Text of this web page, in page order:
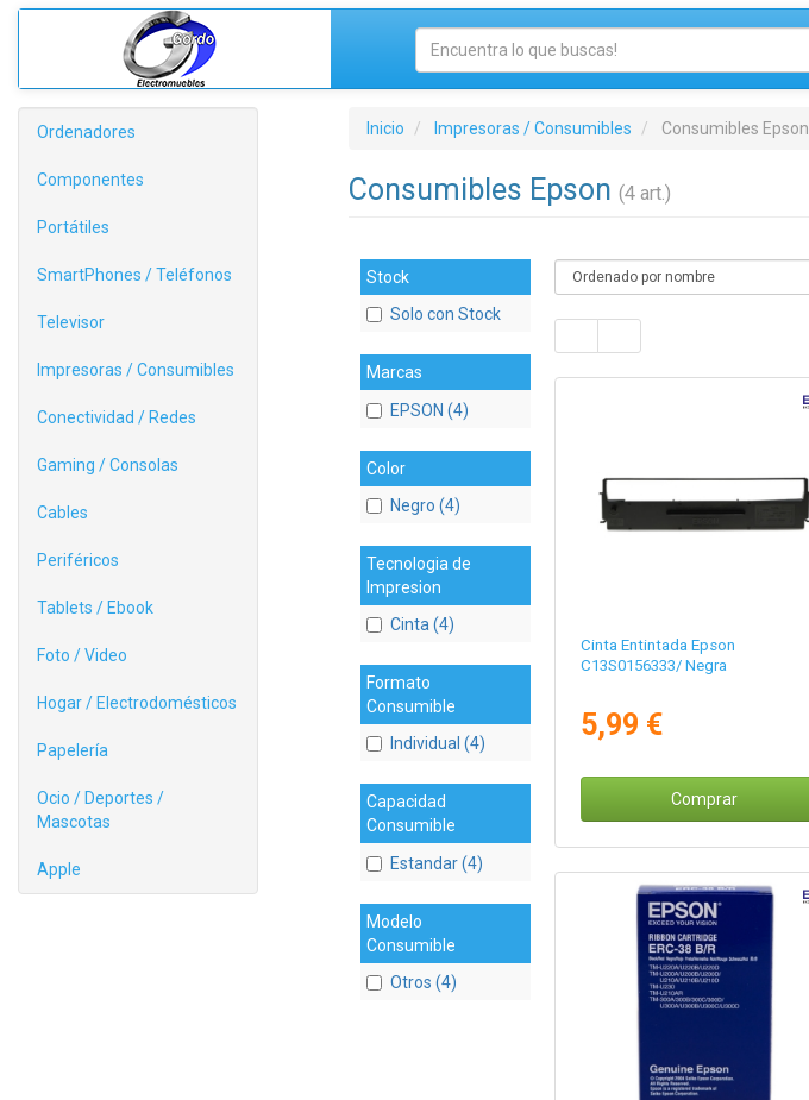
Ordenadores
Componentes
Portátiles
SmartPhones / Teléfonos
Televisor
Impresoras / Consumibles
Conectividad / Redes
Gaming / Consolas
Cables
Periféricos
Tablets / Ebook
Foto / Video
Hogar / Electrodomésticos
Papelería
Ocio / Deportes /
Mascotas
Apple
Inicio Impresoras / Consumibles Consumibles Epson
Consumibles Epson (4 art.)
Stock
Solo con Stock
Marcas
EPSON (4)
Color
Negro (4)
Tecnologia de
Impresion
Cinta (4)
Formato
Consumible
Individual (4)
Capacidad
Consumible
Estandar (4)
Modelo
Consumible
Otros (4)
Cinta Entintada Epson
C13S0156333/ Negra
5,99 €
Comprar